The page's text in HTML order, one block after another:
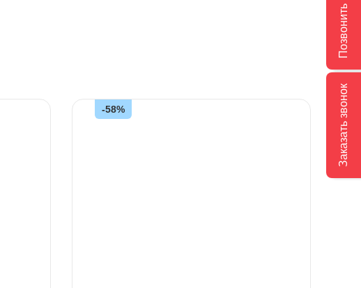
-58% Заказать звонок
Позвонить